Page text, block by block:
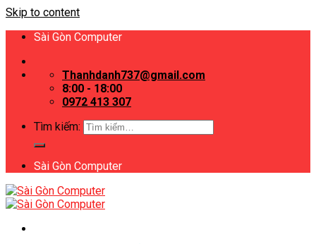
Skip to content
Sài Gòn Computer
Thanhdanh737@gmail.com
8:00 - 18:00
0972 413 307
Tìm kiếm:
Sài Gòn Computer